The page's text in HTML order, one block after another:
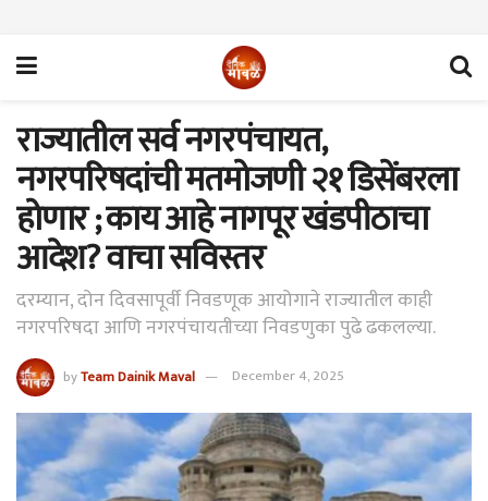
राज्यातील सर्व नगरपंचायत,
नगरपरिषदांची मतमोजणी २१ डिसेंबरला
होणार ; काय आहे नागपूर खंडपीठाचा
आदेश? वाचा सविस्तर
दरम्यान, दोन दिवसापूर्वी निवडणूक आयोगाने राज्यातील काही
नगरपरिषदा आणि नगरपंचायतीच्या निवडणुका पुढे ढकलल्या.
byTeam Dainik Maval December 4, 2025